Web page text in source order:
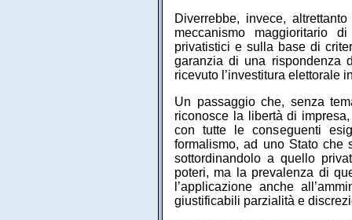
Diverrebbe, invece,
meccanismo maggioritario
privatistici e sulla base di
garanzia di una rispondenza
ricevuto l’investitura elettorale
Un passaggio che, senza
riconosce la libertà di
con tutte le conseguenti
formalismo, ad uno Stato che
sottordinandolo a quello
poteri, ma la prevalenza di
l’applicazione anche
giustificabili parzialità e